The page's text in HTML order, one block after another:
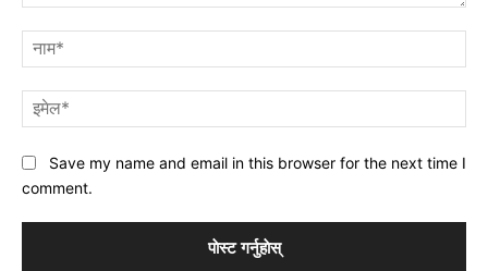
Save my name and email in this browser for the next time I
comment.